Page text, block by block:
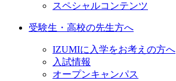
スペシャルコンテンツ
受験生・高校の先生方へ
IZUMIに入学をお考えの方へ
入試情報
オープンキャンパス